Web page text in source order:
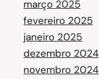
março 2025
fevereiro 2025
janeiro 2025
dezembro 2024
novembro 2024